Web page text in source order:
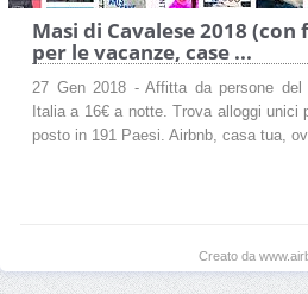
Masi di Cavalese 2018
per le vacanze, case ...
27 Gen 2018 - Affitta da persone
Italia a 16€ a notte. Trova alloggi unici
posto in 191 Paesi. Airbnb, casa tua,
Creato da